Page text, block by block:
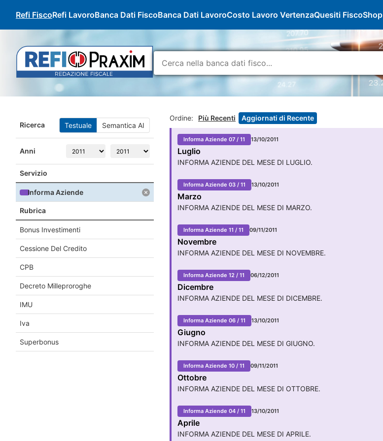
Refi FiscoRefi LavoroBanca Dati FiscoBanca Dati LavoroCosto Lavoro VertenzaQuesiti FiscoShop
Ricerca Testuale Semantica AI
Anni
Servizio
Informa Aziende
Rubrica
Bonus Investimenti
Cessione Del Credito
CPB
Decreto Milleproroghe
IMU
Iva
Superbonus
Ordine: Più Recenti Aggiornati di Recente
Informa Aziende 07 / 11 13/10/2011
Luglio
INFORMA AZIENDE DEL MESE DI LUGLIO.
Informa Aziende 03 / 11 13/10/2011
Marzo
INFORMA AZIENDE DEL MESE DI MARZO.
Informa Aziende 11 / 11 09/11/2011
Novembre
INFORMA AZIENDE DEL MESE DI NOVEMBRE.
Informa Aziende 12 / 11 06/12/2011
Dicembre
INFORMA AZIENDE DEL MESE DI DICEMBRE.
Informa Aziende 06 / 11 13/10/2011
Giugno
INFORMA AZIENDE DEL MESE DI GIUGNO.
Informa Aziende 10 / 11 09/11/2011
Ottobre
INFORMA AZIENDE DEL MESE DI OTTOBRE.
Informa Aziende 04 / 11 13/10/2011
Aprile
INFORMA AZIENDE DEL MESE DI APRILE.